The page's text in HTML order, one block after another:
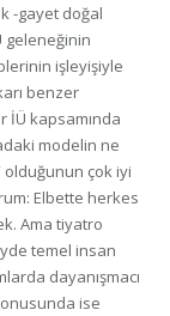
-gayet doğal
geleneğinin
işleyişiyle
benzer
İÜ kapsamında
modelin ne
çok iyi
Elbette herkes
Ama tiyatro
temel insan
dayanışmacı
ise